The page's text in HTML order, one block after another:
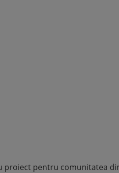
proiect pentru comunitatea